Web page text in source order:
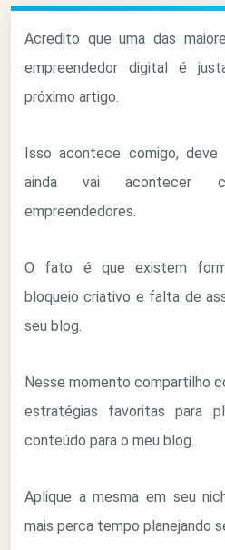
Acredito que uma das
empreendedor digital é
próximo artigo.
Isso acontece comigo,
ainda vai acontecer
empreendedores.
O fato é que existem
bloqueio criativo e falta de
seu blog.
Nesse momento compartilho
estratégias favoritas para
conteúdo para o meu blog.
Aplique a mesma em seu
mais perca tempo planejando